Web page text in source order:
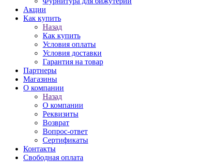
Акции
Как купить
Назад
Как купить
Условия оплаты
Условия доставки
Гарантия на товар
Партнеры
Магазины
О компании
Назад
О компании
Реквизиты
Возврат
Вопрос-ответ
Сертификаты
Контакты
Свободная оплата